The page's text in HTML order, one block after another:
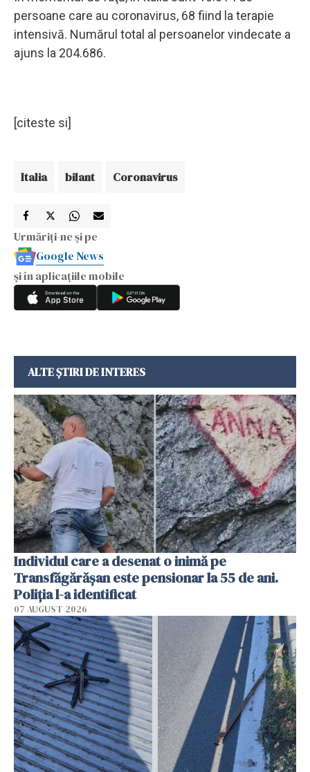
persoane care au coronavirus, 68 fiind la terapie
intensivă. Numărul total al persoanelor vindecate a
ajuns la 204.686.
[citeste si]
Italia bilant Coronavirus
Urmăriți-ne și pe
Google News
și în aplicațiile mobile
ALTE ȘTIRI DE INTERES
Individul care a desenat o inimă pe
Transfăgărășan este pensionar la 55 de ani.
Poliția l-a identificat
07 AUGUST 2026